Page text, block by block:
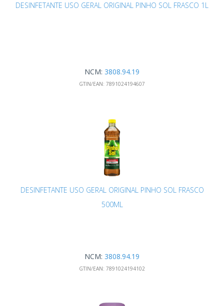
DESINFETANTE USO GERAL ORIGINAL PINHO SOL FRASCO 1L
NCM: 3808.94.19
GTIN/EAN: 7891024194607
DESINFETANTE USO GERAL ORIGINAL PINHO SOL FRASCO
500ML
NCM: 3808.94.19
GTIN/EAN: 7891024194102